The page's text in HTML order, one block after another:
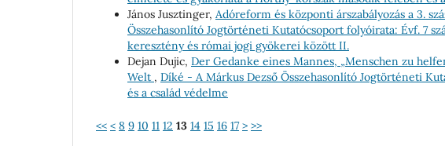
János Jusztinger, Adóreform és központi árszabályozás a 3.
Összehasonlító Jogtörténeti Kutatócsoport folyóirata: Évf. 7
keresztény és római jogi gyökerei között II.
Dejan Dujic, Der Gedanke eines Mannes, „Menschen zu
Welt , Díké - A Márkus Dezső Összehasonlító Jogtörténeti
és a család védelme
<< < 8 9 10 11 12 13 14 15 16 17 > >>